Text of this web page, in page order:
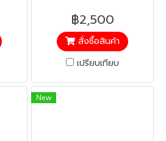
฿2,500
สั่งซื้อสินค้า
เปรียบเทียบ
New